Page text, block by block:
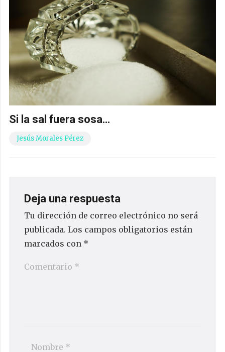
Si la sal fuera sosa…
Jesús Morales Pérez
Deja una respuesta
Tu dirección de correo electrónico no será
publicada. Los campos obligatorios están
marcados con *